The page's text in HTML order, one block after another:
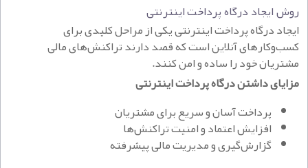
روش ایجاد درگاه پرداخت اینترنتی
ایجاد درگاه پرداخت اینترنتی یکی از مراحل کلیدی برای
کسب‌وکارهای آنلاین است که قصد دارند تراکنش‌های مالی
مشتریان خود را ساده و امن کنند.
مزایای داشتن درگاه پرداخت اینترنتی
پرداخت آسان و سریع برای مشتریان
افزایش اعتماد و امنیت تراکنش‌ها
گزارش‌گیری و مدیریت مالی پیشرفته